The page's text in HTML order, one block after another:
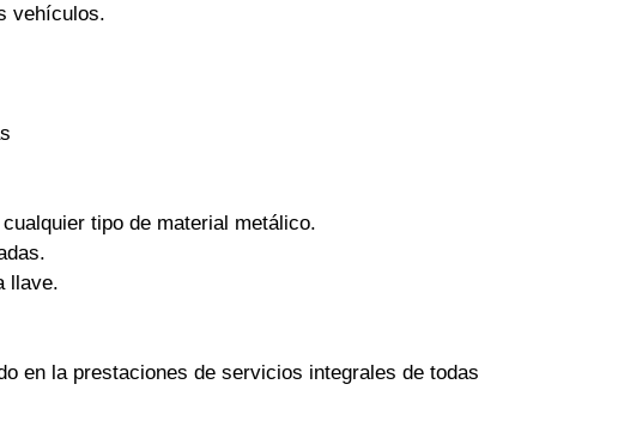
vehículos.
tipo de material metálico.
llave.
en la prestaciones de servicios integrales de todas